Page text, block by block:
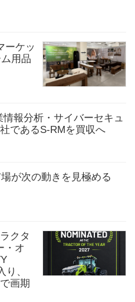
ーケッ
用品
報分析・サイバーセキュ
であるS-RMを買収へ
が次の動きを見極める
クタ
・オ
、
画期